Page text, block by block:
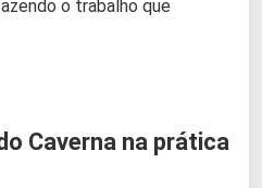
o trabalho que
Caverna na prática